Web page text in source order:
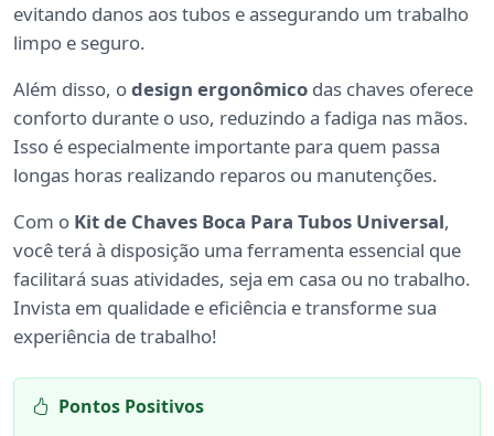
evitando danos aos tubos e assegurando um trabalho
limpo e seguro.
Além disso, odesign ergonômico das chaves oferece
conforto durante o uso, reduzindo a fadiga nas mãos.
Isso é especialmente importante para quem passa
longas horas realizando reparos ou manutenções.
Com o Kit de Chaves Boca Para Tubos Universal,
você terá à disposição uma ferramenta essencial que
facilitará suas atividades, seja em casa ou no trabalho.
Invista em qualidade e eficiência e transforme sua
experiência de trabalho!
Pontos Positivos